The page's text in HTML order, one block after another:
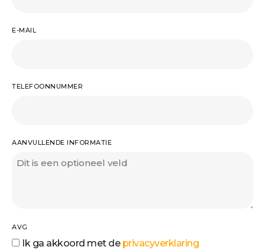
E-MAIL
TELEFOONNUMMER
AANVULLENDE INFORMATIE
AVG
Ik ga akkoord met de privacyverklaring